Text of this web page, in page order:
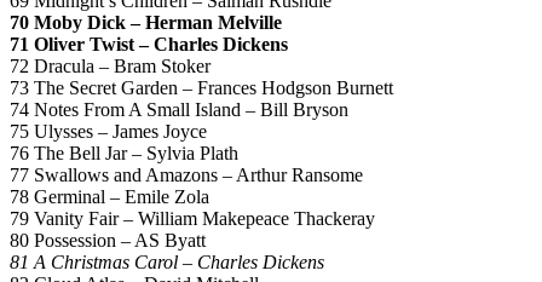
70 Moby Dick – Herman Melville
71 Oliver Twist – Charles Dickens
72 Dracula – Bram Stoker
73 The Secret Garden – Frances Hodgson Burnett
74 Notes From A Small Island – Bill Bryson
75 Ulysses – James Joyce
76 The Bell Jar – Sylvia Plath
77 Swallows and Amazons – Arthur Ransome
78 Germinal – Emile Zola
79 Vanity Fair – William Makepeace Thackeray
80 Possession – AS Byatt
81 A Christmas Carol – Charles Dickens